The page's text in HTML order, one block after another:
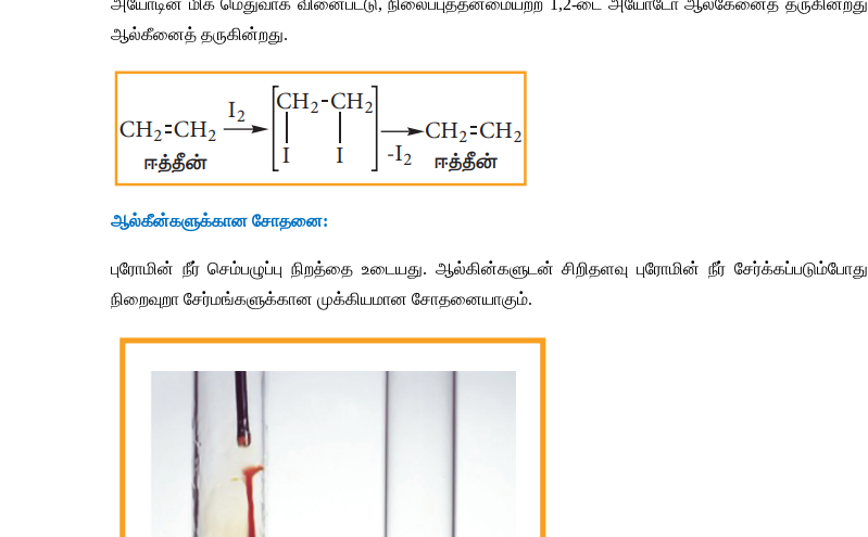
அயோடின் மிக மெதுவாக வினைபட்டு, நிலைப்புத்தன்மையற்ற 1,2-டை அயோடோ ஆல்கேனைத் தருகின்றது
ஆல்கீனைத் தருகின்றது.
ஆல்கீன்களுக்கான சோதனை:
புரோமின் நீர் செம்பழுப்பு நிறத்தை உடையது. ஆல்கின்களுடன் சிறிதளவு புரோமின் நீர் சேர்க்கப்படும்போது
நிறைவுறா சேர்மங்களுக்கான முக்கியமான சோதனையாகும்.